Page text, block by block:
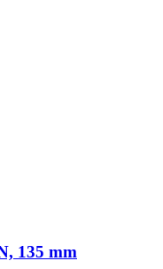
135 mm